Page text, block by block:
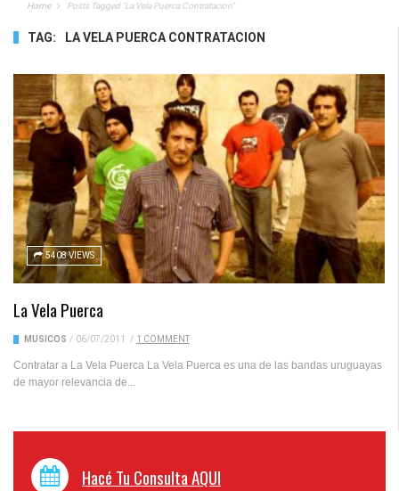
Home Posts Tagged "la Vela Puerca Contratacion"
TAG: LA VELA PUERCA CONTRATACION
5408 VIEWS
La Vela Puerca
MUSICOS / 06/07/2011 / 1 COMMENT
Contratar a La Vela Puerca La Vela Puerca es una de las bandas uruguayas
de mayor relevancia de...
Hacé Tu Consulta AQUI